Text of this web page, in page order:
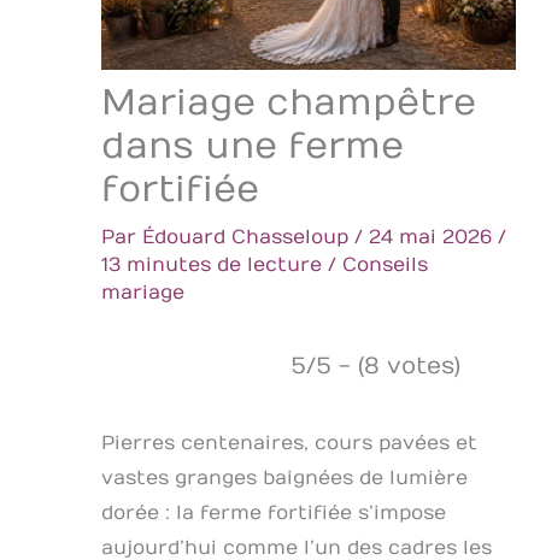
Mariage champêtre
dans une ferme
fortifiée
Par Édouard Chasseloup / 24 mai 2026 /
13 minutes de lecture / Conseils
mariage
5/5 - (8 votes)
Pierres centenaires, cours pavées et
vastes granges baignées de lumière
dorée : la ferme fortifiée s’impose
aujourd’hui comme l’un des cadres les